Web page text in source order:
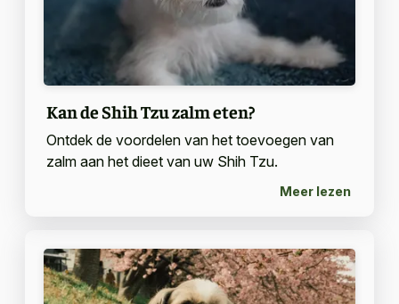
Kan de Shih Tzu zalm eten?
Ontdek de voordelen van het toevoegen van
zalm aan het dieet van uw Shih Tzu.
Meer lezen